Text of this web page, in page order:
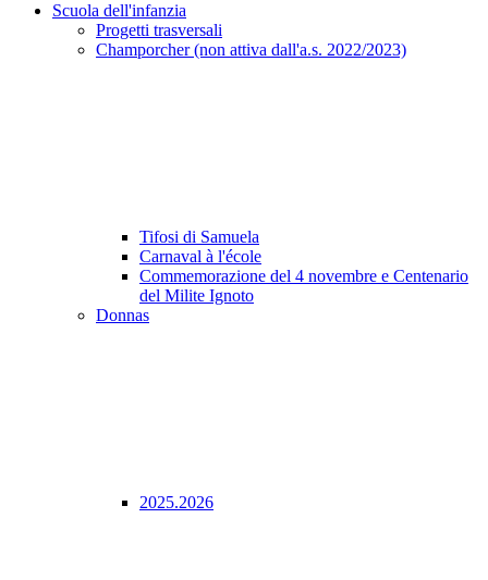
Scuola dell'infanzia
Progetti trasversali
Champorcher (non attiva dall'a.s. 2022/2023)
Tifosi di Samuela
Carnaval à l'école
Commemorazione del 4 novembre e Centenario
del Milite Ignoto
Donnas
2025.2026